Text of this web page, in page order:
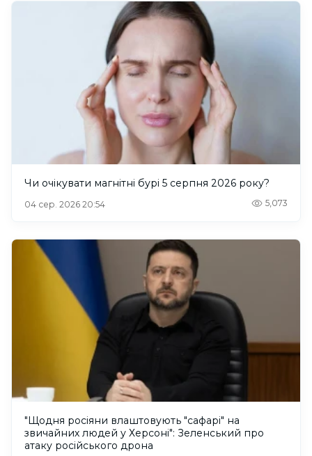
Чи очікувати магнітні бурі 5 серпня 2026 року?
04 сер. 2026 20:54 5,073
"Щодня росіяни влаштовують "сафарі" на
звичайних людей у Херсоні": Зеленський про
атаку російського дрона